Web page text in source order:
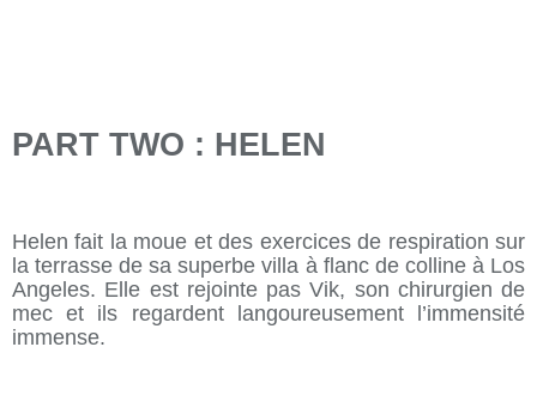
PART TWO : HELEN
Helen fait la moue et des exercices de respiration sur
la terrasse de sa superbe villa à flanc de colline à Los
Angeles. Elle est rejointe pas Vik, son chirurgien de
mec et ils regardent langoureusement l’immensité
immense.